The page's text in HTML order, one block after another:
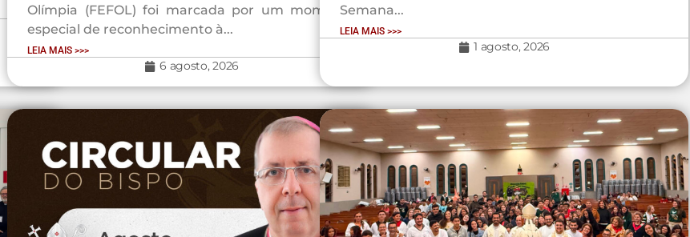
Olímpia (FEFOL) foi marcada por um momento
especial de reconhecimento à...
LEIA MAIS >>>
6 agosto, 2026
Semana...
LEIA MAIS >>>
1 agosto, 2026